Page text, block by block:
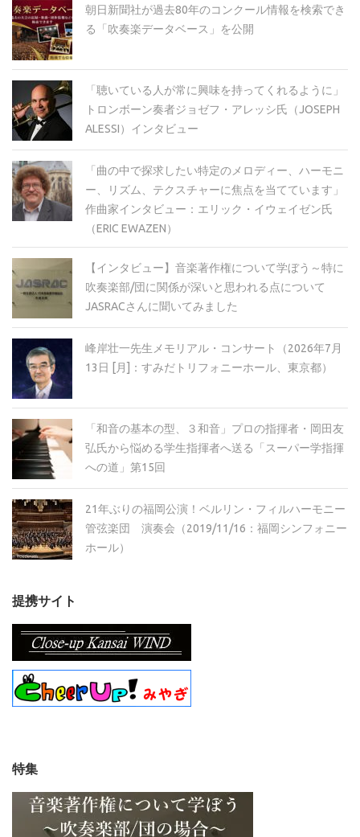
朝日新聞社が過去80年のコンクール情報を検索でき
る「吹奏楽データベース」を公開
「聴いている人が常に興味を持ってくれるように」
トロンボーン奏者ジョゼフ・アレッシ氏（JOSEPH
ALESSI）インタビュー
「曲の中で探求したい特定のメロディー、ハーモニ
ー、リズム、テクスチャーに焦点を当てています」
作曲家インタビュー：エリック・イウェイゼン氏
（ERIC EWAZEN）
【インタビュー】音楽著作権について学ぼう～特に
吹奏楽部/団に関係が深いと思われる点について
JASRACさんに聞いてみました
峰岸壮一先生メモリアル・コンサート（2026年7月
13日 [月]：すみだトリフォニーホール、東京都）
「和音の基本の型、３和音」プロの指揮者・岡田友
弘氏から悩める学生指揮者へ送る「スーパー学指揮
への道」第15回
21年ぶりの福岡公演！ベルリン・フィルハーモニー
管弦楽団 演奏会（2019/11/16：福岡シンフォニー
ホール）
提携サイト
特集